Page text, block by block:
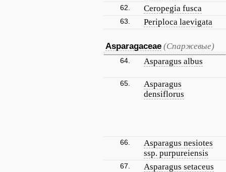
62. Ceropegia fusca
63. Periploca laevigata
Asparagaceae (Спаржевые)
64. Asparagus albus
65.
Asparagus
densiflorus
66.
Asparagus nesiotes
ssp. purpureiensis
67. Asparagus setaceus